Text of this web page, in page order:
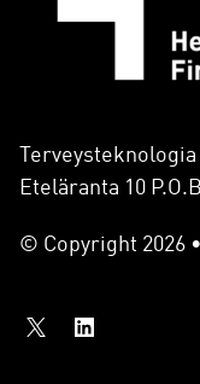
Eteläranta 10
© Copyright 2026